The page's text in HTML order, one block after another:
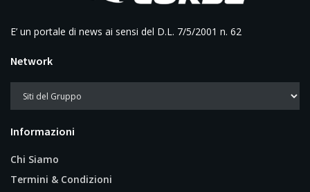
E’ un portale di news ai sensi del D.L. 7/5/2001 n. 62
Network
Informazioni
Chi Siamo
Termini & Condizioni